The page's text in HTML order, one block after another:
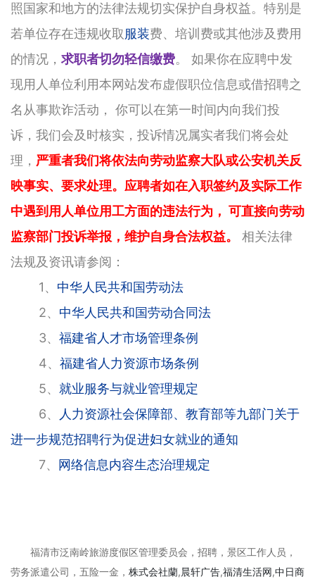
照国家和地方的法律法规切实保护自身权益。特别是
若单位存在违规收取服装费、培训费或其他涉及费用
的情况， 求职者切勿轻信缴费。 如果你在应聘中发
现用人单位利用本网站发布虚假职位信息或借招聘之
名从事欺诈活动， 你可以在第一时间内向我们投
诉，我们会及时核实，投诉情况属实者我们将会处
理， 严重者我们将依法向劳动监察大队或公安机关反
映事实、要求处理。应聘者如在入职签约及实际工作
中遇到用人单位用工方面的违法行为， 可直接向劳动
监察部门投诉举报，维护自身合法权益。
相关法律
法规及资讯请参阅：
1、 中华人民共和国劳动法
2、 中华人民共和国劳动合同法
3、 福建省人才市场管理条例
4、 福建省人力资源市场条例
5、 就业服务与就业管理规定
6、
人力资源社会保障部、教育部等九部门关于
进一步规范招聘行为促进妇女就业的通知
7、
网络信息内容生态治理规定
福清市泛南岭旅游度假区管理委员会，招聘，景区工作人员，
劳务派遣公司，五险一金， 株式会社蘭,晨轩广告,福清生活网,中日商